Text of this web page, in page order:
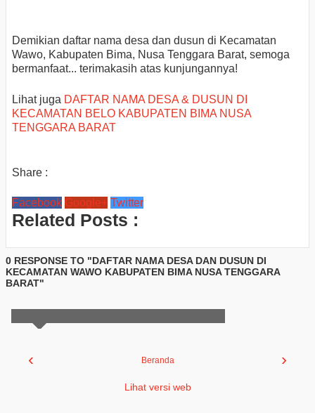
Demikian daftar nama desa dan dusun di Kecamatan
Wawo, Kabupaten Bima, Nusa Tenggara Barat, semoga
bermanfaat... terimakasih atas kunjungannya!
Lihat juga DAFTAR NAMA DESA & DUSUN DI
KECAMATAN BELO KABUPATEN BIMA NUSA
TENGGARA BARAT
Share :
Facebook Google+ Twitter
Related Posts :
0 RESPONSE TO "DAFTAR NAMA DESA DAN DUSUN DI
KECAMATAN WAWO KABUPATEN BIMA NUSA TENGGARA
BARAT"
‹ ›
Beranda
Lihat versi web